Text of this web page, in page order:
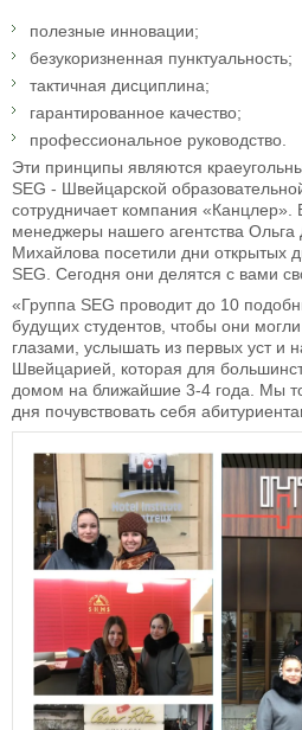
полезные инновации;
безукоризненная пунктуальность;
тактичная дисциплина;
гарантированное качество;
профессиональное руководство.
Эти принципы являются
SEG - Швейцарской
сотрудничает компания «Канцлер».
менеджеры нашего агентства
Михайлова посетили дни открытых
SEG. Сегодня они делятся с вами
«Группа SEG проводит до 10
будущих студентов, чтобы они
глазами, услышать из первых уст и
Швейцарией, которая для
домом на ближайшие 3-4 года. Мы
дня почувствовать себя